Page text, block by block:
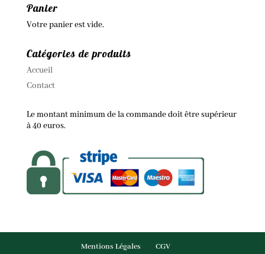
Panier
Votre panier est vide.
Catégories de produits
Accueil
Contact
Le montant minimum de la commande doit être supérieur
à 40 euros.
Mentions Légales CGV